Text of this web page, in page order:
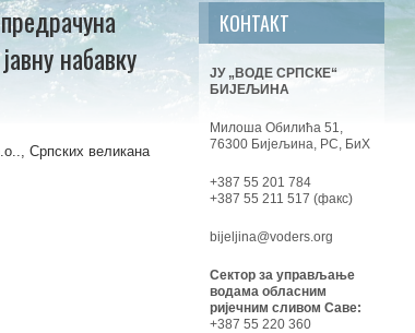
набавку
Српских великана
КОНТАКТ
ЈУ „ВОДЕ СРПСКЕ“
БИЈЕЉИНА
Милоша Обилића 51,
76300 Бијељина, РС, БиХ
+387 55 201 784
+387 55 211 517 (факс)
bijeljina@voders.org
Сектор за управљање
водама обласним
ријечним сливом Саве:
+387 55 220 360